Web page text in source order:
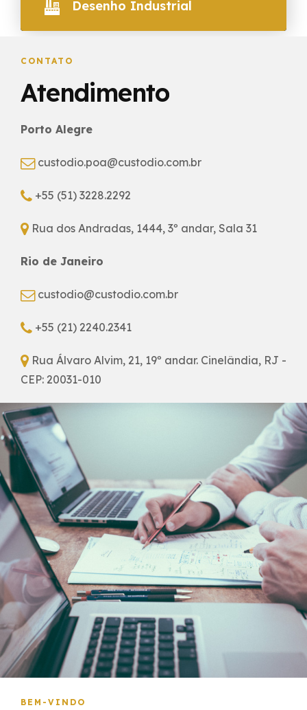
Desenho Industrial
CONTATO
Atendimento
Porto Alegre
custodio.poa@custodio.com.br
+55 (51) 3228.2292
Rua dos Andradas, 1444, 3º andar, Sala 31
Rio de Janeiro
custodio@custodio.com.br
+55 (21) 2240.2341
Rua Álvaro Alvim, 21, 19º andar. Cinelândia, RJ -
CEP: 20031-010
BEM-VINDO